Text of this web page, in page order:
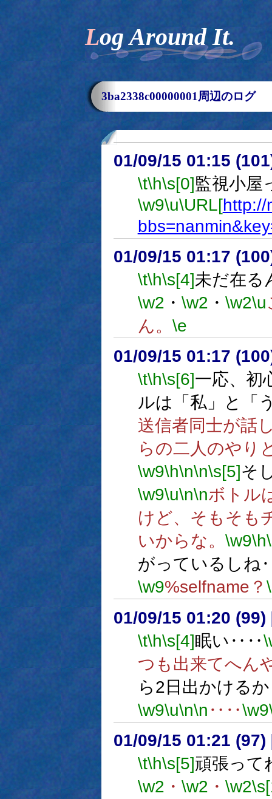
Log Around It.
3ba2338c00000001周辺のログ
01/09/15 01:15
\t\h\s[0]監視小屋
\w9\u\URL[http://
01/09/15 01:17
\t\h\s[4]未だ在る
\w2 ・ \w2 ・ \w2\u
ん。 \e
01/09/15 01:17
\t\h\s[6]一応、初
ルは「私」と「
送信者同士が話
らの二人のやり
\w9\h\n\n\s[5]そ
\w9\u\n\nボトル
けど、そもそも
いからな。 \w9\h
がっているし
\w9%selfname？
01/09/15 01:20 (99)
\t\h\s[4]眠い‥‥
つも出来てへん
ら2日出かける
\w9\u\n\n ‥‥\w9
01/09/15 01:21 (97)
\t\h\s[5]頑張って
\w2 ・ \w2 ・ \w2